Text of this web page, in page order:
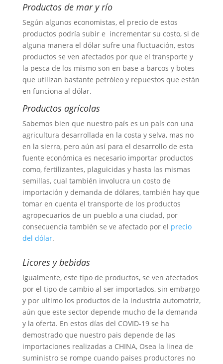
Productos de mar y río
Según algunos economistas, el precio de estos
productos podría subir e incrementar su costo, si de
alguna manera el dólar sufre una fluctuación, estos
productos se ven afectados por que el transporte y
la pesca de los mismo son en base a barcos y botes
que utilizan bastante petróleo y repuestos que están
en funciona al dólar.
Productos agrícolas
Sabemos bien que nuestro país es un país con una
agricultura desarrollada en la costa y selva, mas no
en la sierra, pero aún así para el desarrollo de esta
fuente económica es necesario importar productos
como, fertilizantes, plaguicidas y hasta las mismas
semillas, cual también involucra un costo de
importación y demanda de dólares, también hay que
tomar en cuenta el transporte de los productos
agropecuarios de un pueblo a una ciudad, por
consecuencia también se ve afectado por el precio
del dólar.
Licores y bebidas
Igualmente, este tipo de productos, se ven afectados
por el tipo de cambio al ser importados, sin embargo
y por ultimo los productos de la industria automotriz,
aún que este sector depende mucho de la demanda
y la oferta. En estos días del COVID-19 se ha
demostrado que nuestro pais depende de las
importaciones realizadas a CHINA, Osea la linea de
suministro se rompe cuando paises productores no